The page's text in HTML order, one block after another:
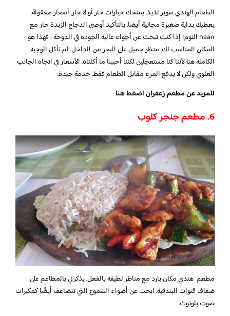
الطعام الهندي سوبر لذيذ. يمنحك خيارات حار أو لا حار. أسعار معقولة.
يعطيك بداية صغيرة مجانية أيضا. بالتأكيد أوصى الدجاج الزبدة حار مع
naan الثوم! إذا كنت تبحث عن أجواء عالية الجودة في الدوحة ، فهذا هو
المكان المناسب لك. منظر جميل على البحر من الداخل. لم تأكل الوجبة
الكاملة هنا لأننا كنا مستعجلين لكننا أحببنا ما أكلناه. الأسعار في اتجاه الجانب
العلوي ولكن لا يدفع المرء مقابل الطعام فقط. خدمة جيدة.
للمزيد عن مطعم زعفراناضغط هنا
6. مطعم جنجر كلوب
مطعم هندي مكان بارد مع مناظر لطيفة بالفعل. يذكرني بالمطاعم على
ضفاف قنوات البندقية. ابحث عن أضواء الشموع التي تتضاعف أيضًا كمكبرات
صوت بلوتوث.